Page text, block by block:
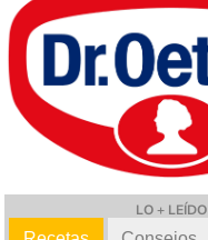
LO + LEÍDO